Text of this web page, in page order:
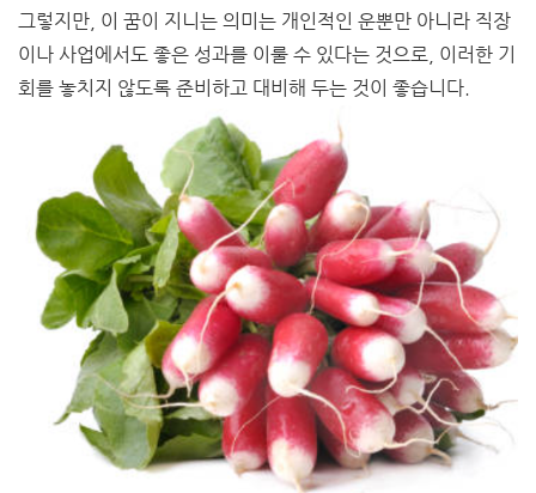
그렇지만, 이 꿈이 지니는 의미는 개인적인 운뿐만 아니라 직장
이나 사업에서도 좋은 성과를 이룰 수 있다는 것으로, 이러한 기
회를 놓치지 않도록 준비하고 대비해 두는 것이 좋습니다.